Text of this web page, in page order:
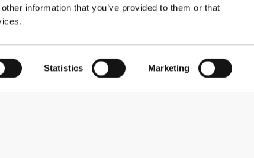
information that you’ve provided to them or that
Statistics Marketing